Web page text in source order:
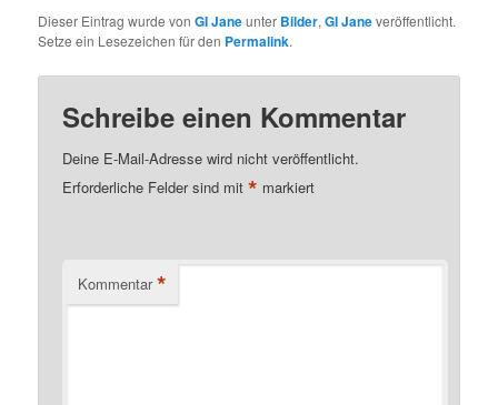
Dieser Eintrag wurde vonGI Janeunter Bilder,GI Janeveröffentlicht.
Setze ein Lesezeichen für den Permalink.
Schreibe einen Kommentar
Deine E-Mail-Adresse wird nicht veröffentlicht.
Erforderliche Felder sind mit* markiert
Kommentar *